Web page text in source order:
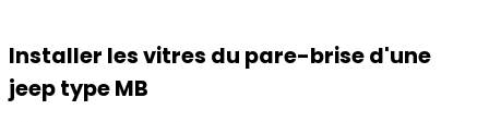
Installer les vitres du pare-brise d'une
jeep type MB